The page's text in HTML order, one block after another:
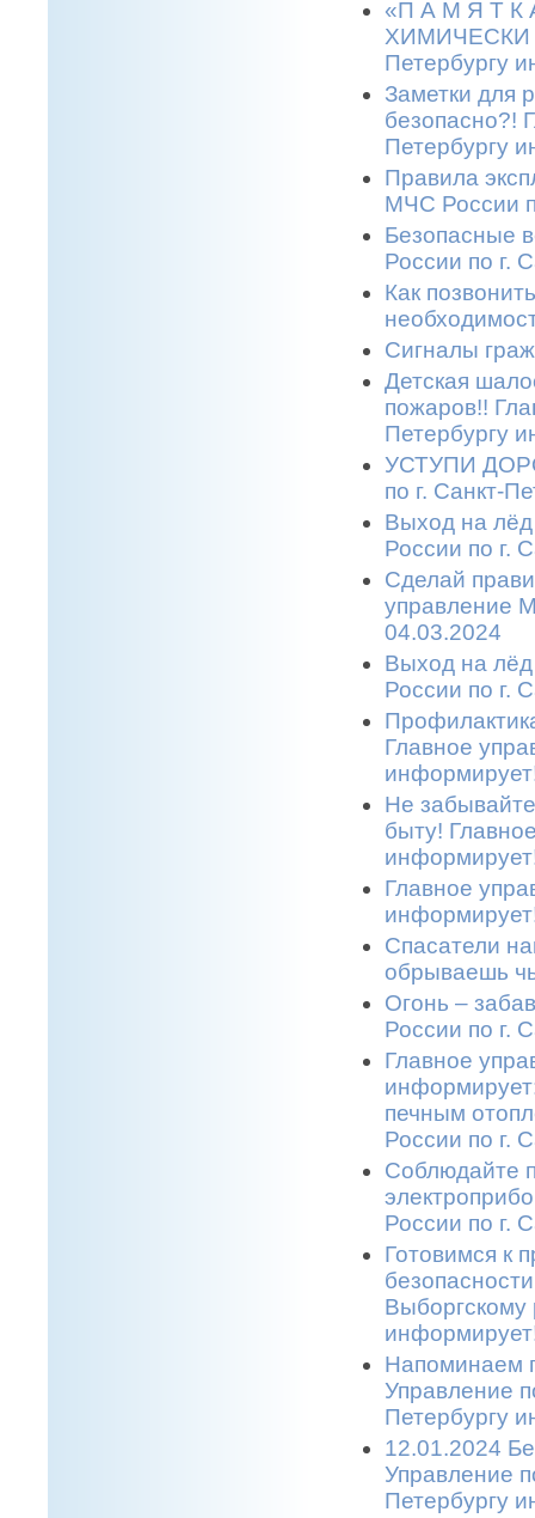
«П А М Я Т
ХИМИЧЕСКИ
Петербургу
Заметки для
безопасно?!
Петербургу
Правила
МЧС России
Безопасные
России по г.
Как
Сигналы
Детская
пожаров!!
Петербургу
УСТУПИ
по г. Санкт-
Выход на
России по г.
Сделай
управление
04.03.2024
Выход на
России по г.
Главное
Не
быту!
Главное
Спасатели
обрываешь
Огонь –
России по г.
Главное
печным
России по г.
Соблюдайте
России по г.
Готовимся к
Выборгскому
Напоминаем
Управление
Петербургу
12.01.2024
Управление
Петербургу